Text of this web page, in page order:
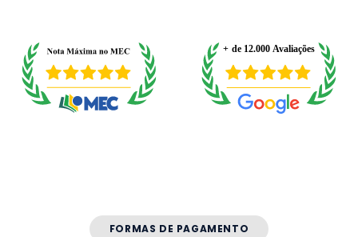
FORMAS DE PAGAMENTO